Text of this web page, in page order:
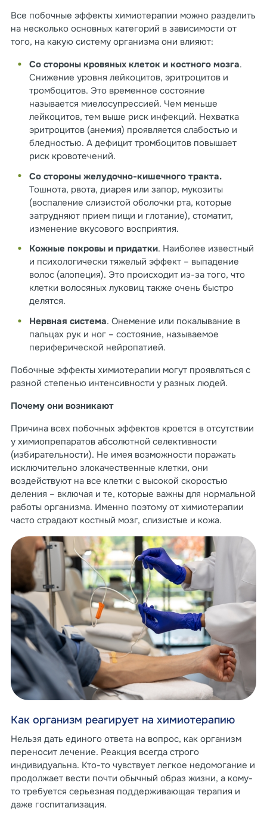
Все побочные эффекты химиотерапии можно разделить
на несколько основных категорий в зависимости от
того, на какую систему организма они влияют:
Со стороны кровяных клеток и костного мозга.
Снижение уровня лейкоцитов, эритроцитов и
тромбоцитов. Это временное состояние
называется миелосупрессией. Чем меньше
лейкоцитов, тем выше риск инфекций. Нехватка
эритроцитов (анемия) проявляется слабостью и
бледностью. А дефицит тромбоцитов повышает
риск кровотечений.
Со стороны желудочно-кишечного тракта.
Тошнота, рвота, диарея или запор, мукозиты
(воспаление слизистой оболочки рта, которые
затрудняют прием пищи и глотание), стоматит,
изменение вкусового восприятия.
Кожные покровы и придатки. Наиболее известный
и психологически тяжелый эффект – выпадение
волос (алопеция). Это происходит из-за того, что
клетки волосяных луковиц также очень быстро
делятся.
Нервная система. Онемение или покалывание в
пальцах рук и ног – состояние, называемое
периферической нейропатией.
Побочные эффекты химиотерапии могут проявляться с
разной степенью интенсивности у разных людей.
Почему они возникают
Причина всех побочных эффектов кроется в отсутствии
у химиопрепаратов абсолютной селективности
(избирательности). Не имея возможности поражать
исключительно злокачественные клетки, они
воздействуют на все клетки с высокой скоростью
деления – включая и те, которые важны для нормальной
работы организма. Именно поэтому от химиотерапии
часто страдают костный мозг, слизистые и кожа.
Как организм реагирует на химиотерапию
Нельзя дать единого ответа на вопрос, как организм
переносит лечение. Реакция всегда строго
индивидуальна. Кто-то чувствует легкое недомогание и
продолжает вести почти обычный образ жизни, а кому-
то требуется серьезная поддерживающая терапия и
даже госпитализация.